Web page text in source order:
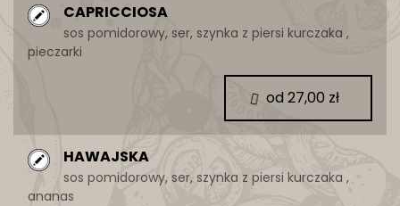
CAPRICCIOSA
sos pomidorowy, ser, szynka z piersi kurczaka ,
pieczarki
HAWAJSKA
sos pomidorowy, ser, szynka z piersi kurczaka ,
ananas